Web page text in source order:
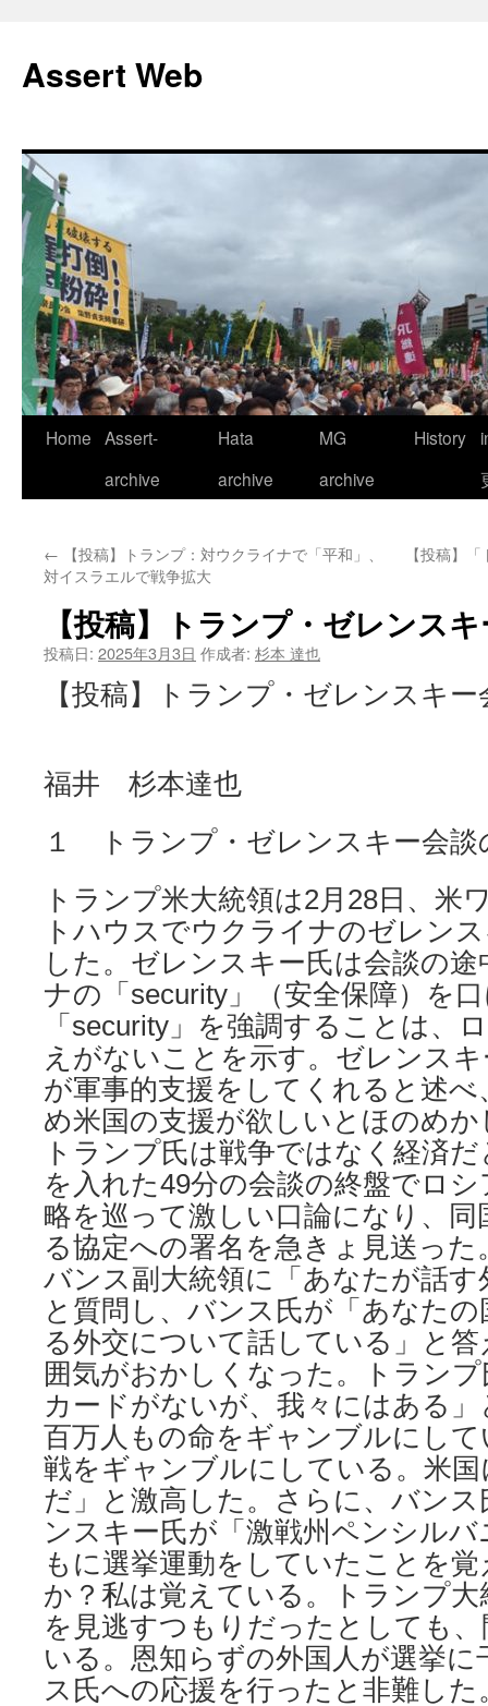
テ
ン
ス
キ
ッ
プ
Assert Web
Home Assert-
archive
Hata
archive
MG
archive
History
← 【投稿】トランプ：対ウクライナで「平和」、
対イスラエルで戦争拡大
【投稿】
【投稿】トランプ・ゼレンス
投稿日: 2025年3月3日 作成者: 杉本 達也
【投稿】トランプ・ゼレンスキ
福井 杉本達也
１ トランプ・ゼレンスキー会談
トランプ米大統領は2月28日、米
トハウスでウクライナのゼレン
した。ゼレンスキー氏は会談の
ナの「security」（安全保障）を
「security」を強調することは、
えがないことを示す。ゼレンス
が軍事的支援をしてくれると述
め米国の支援が欲しいとほのめ
トランプ氏は戦争ではなく経済
を入れた49分の会談の終盤でロ
略を巡って激しい口論になり、同
る協定への署名を急きょ見送っ
バンス副大統領に「あなたが話
と質問し、バンス氏が「あなた
る外交について話している」と
囲気がおかしくなった。トラン
カードがないが、我々にはある
百万人もの命をギャンブルにし
戦をギャンブルにしている。米
だ」と激高した。さらに、バン
ンスキー氏が「激戦州ペンシル
もに選挙運動をしていたことを
か？私は覚えている。トランプ
を見逃すつもりだったとしても
いる。恩知らずの外国人が選挙
ス氏への応援を行ったと非難した